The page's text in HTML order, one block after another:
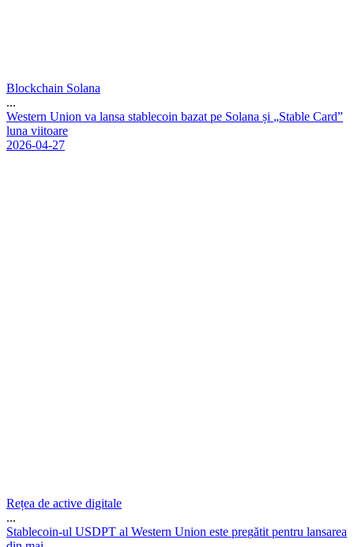
Blockchain Solana
...
Western Union va lansa stablecoin bazat pe Solana și „Stable Card”
luna viitoare
2026-04-27
Rețea de active digitale
...
Stablecoin-ul USDPT al Western Union este pregătit pentru lansarea